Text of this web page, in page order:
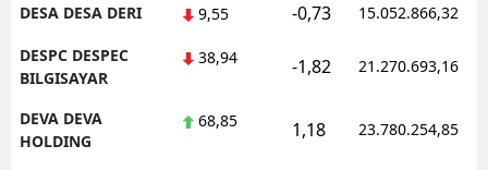
DESA DESA DERI 9,55 -0,73 15.052.866,32
DESPC DESPEC
BILGISAYAR
38,94 -1,82 21.270.693,16
DEVA DEVA
HOLDING
68,85 1,18 23.780.254,85